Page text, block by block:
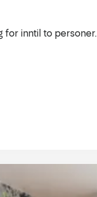
inntil to personer.